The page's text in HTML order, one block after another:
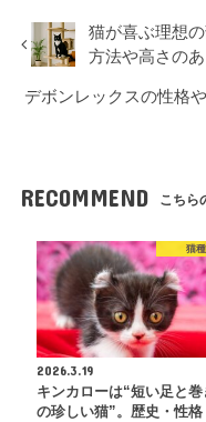
猫が喜ぶ理想
方法や高さの
デボンレックスの性格
RECOMMEND こちら
猫種
2026.3.19
キンカローは“短い足と巻
の珍しい猫”。歴史・性格